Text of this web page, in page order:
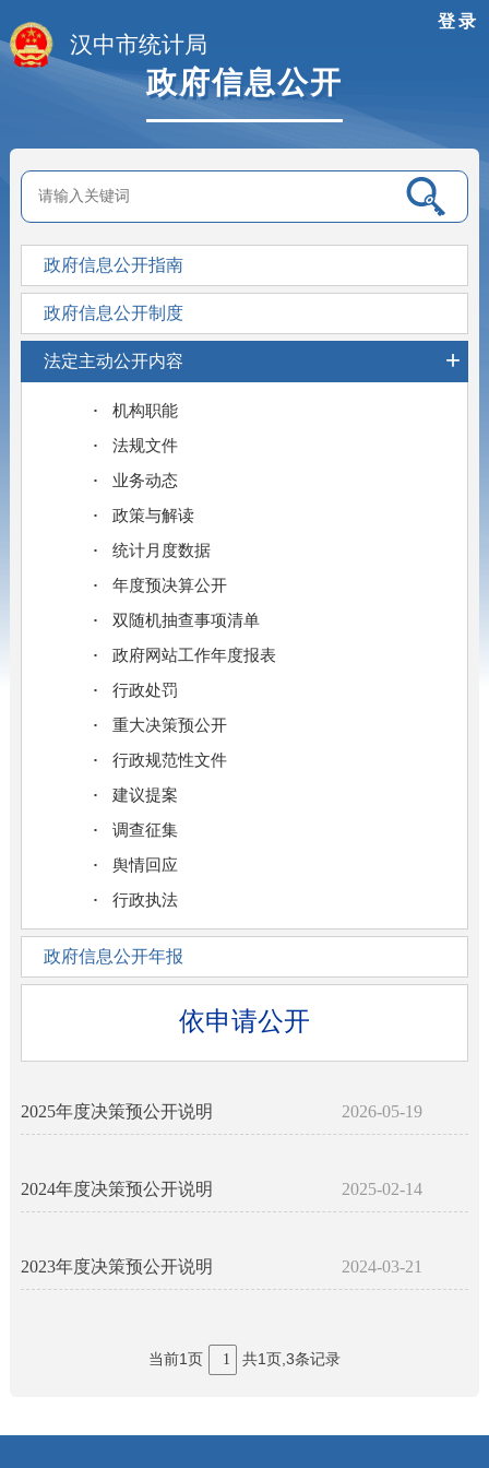
登录
汉中市统计局
政府信息公开
政府信息公开指南
政府信息公开制度
法定主动公开内容 +
机构职能
法规文件
业务动态
政策与解读
统计月度数据
年度预决算公开
双随机抽查事项清单
政府网站工作年度报表
行政处罚
重大决策预公开
行政规范性文件
建议提案
调查征集
舆情回应
行政执法
政府信息公开年报
依申请公开
2025年度决策预公开说明 2026-05-19
2024年度决策预公开说明 2025-02-14
2023年度决策预公开说明 2024-03-21
当前1页 1 共1页,3条记录